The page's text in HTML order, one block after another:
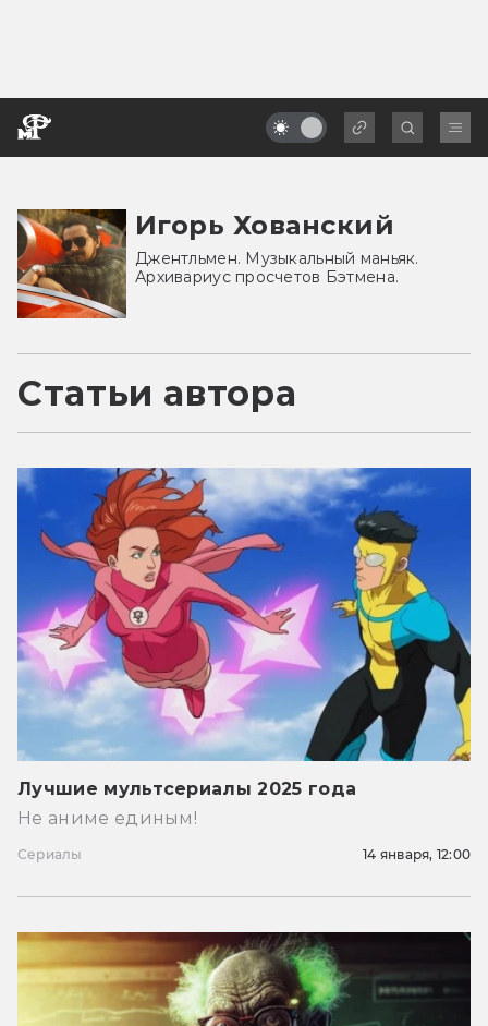
Игорь Хованский
Джентльмен. Музыкальный маньяк.
Архивариус просчетов Бэтмена.
Статьи автора
Лучшие мультсериалы 2025 года
Не аниме единым!
Сериалы 14 января, 12:00